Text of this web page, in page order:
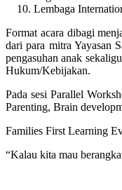
Lembaga
Format acara dibagi
dari para mitra Yayasan
pengasuhan anak
Hukum/Kebijakan.
Pada sesi Parallel
Parenting, Brain
Families First Learning
“Kalau kita mau